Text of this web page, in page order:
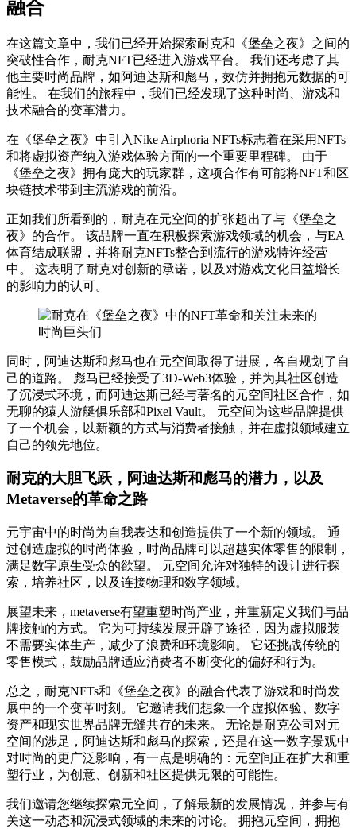
融合
在这篇文章中，我们已经开始探索耐克和《堡垒之夜》之间的
突破性合作，耐克NFT已经进入游戏平台。 我们还考虑了其
他主要时尚品牌，如阿迪达斯和彪马，效仿并拥抱元数据的可
能性。 在我们的旅程中，我们已经发现了这种时尚、游戏和
技术融合的变革潜力。
在《堡垒之夜》中引入Nike Airphoria NFTs标志着在采用NFTs
和将虚拟资产纳入游戏体验方面的一个重要里程碑。 由于
《堡垒之夜》拥有庞大的玩家群，这项合作有可能将NFT和区
块链技术带到主流游戏的前沿。
正如我们所看到的，耐克在元空间的扩张超出了与《堡垒之
夜》的合作。 该品牌一直在积极探索游戏领域的机会，与EA
体育结成联盟，并将耐克NFTs整合到流行的游戏特许经营
中。 这表明了耐克对创新的承诺，以及对游戏文化日益增长
的影响力的认可。
同时，阿迪达斯和彪马也在元空间取得了进展，各自规划了自
己的道路。 彪马已经接受了3D-Web3体验，并为其社区创造
了沉浸式环境，而阿迪达斯已经与著名的元空间社区合作，如
无聊的猿人游艇俱乐部和Pixel Vault。 元空间为这些品牌提供
了一个机会，以新颖的方式与消费者接触，并在虚拟领域建立
自己的领先地位。
耐克的大胆飞跃，阿迪达斯和彪马的潜力，以及
Metaverse的革命之路
元宇宙中的时尚为自我表达和创造提供了一个新的领域。 通
过创造虚拟的时尚体验，时尚品牌可以超越实体零售的限制，
满足数字原生受众的欲望。 元空间允许对独特的设计进行探
索，培养社区，以及连接物理和数字领域。
展望未来，metaverse有望重塑时尚产业，并重新定义我们与品
牌接触的方式。 它为可持续发展开辟了途径，因为虚拟服装
不需要实体生产，减少了浪费和环境影响。 它还挑战传统的
零售模式，鼓励品牌适应消费者不断变化的偏好和行为。
总之，耐克NFTs和《堡垒之夜》的融合代表了游戏和时尚发
展中的一个变革时刻。 它邀请我们想象一个虚拟体验、数字
资产和现实世界品牌无缝共存的未来。 无论是耐克公司对元
空间的涉足，阿迪达斯和彪马的探索，还是在这一数字景观中
对时尚的更广泛影响，有一点是明确的：元空间正在扩大和重
塑行业，为创意、创新和社区提供无限的可能性。
我们邀请您继续探索元空间，了解最新的发展情况，并参与有
关这一动态和沉浸式领域的未来的讨论。 拥抱元空间，拥抱